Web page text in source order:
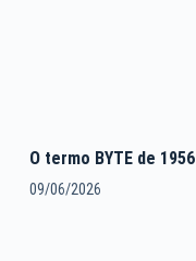
O termo BYTE de 1956
09/06/2026